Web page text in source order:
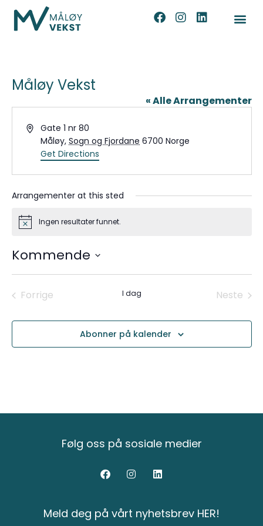
Måløy Vekst
« Alle Arrangementer
Address
Gate 1 nr 80
Måløy, Sogn og Fjordane 6700 Norge
Get Directions
Arrangementer at this sted
NoticeIngen resultater funnet.
Kommende
dato.
ForrigeArrangementerI dag Neste
Abonner på kalender
Følg oss på sosiale medier
Meld deg på vårt nyhetsbrev HER!